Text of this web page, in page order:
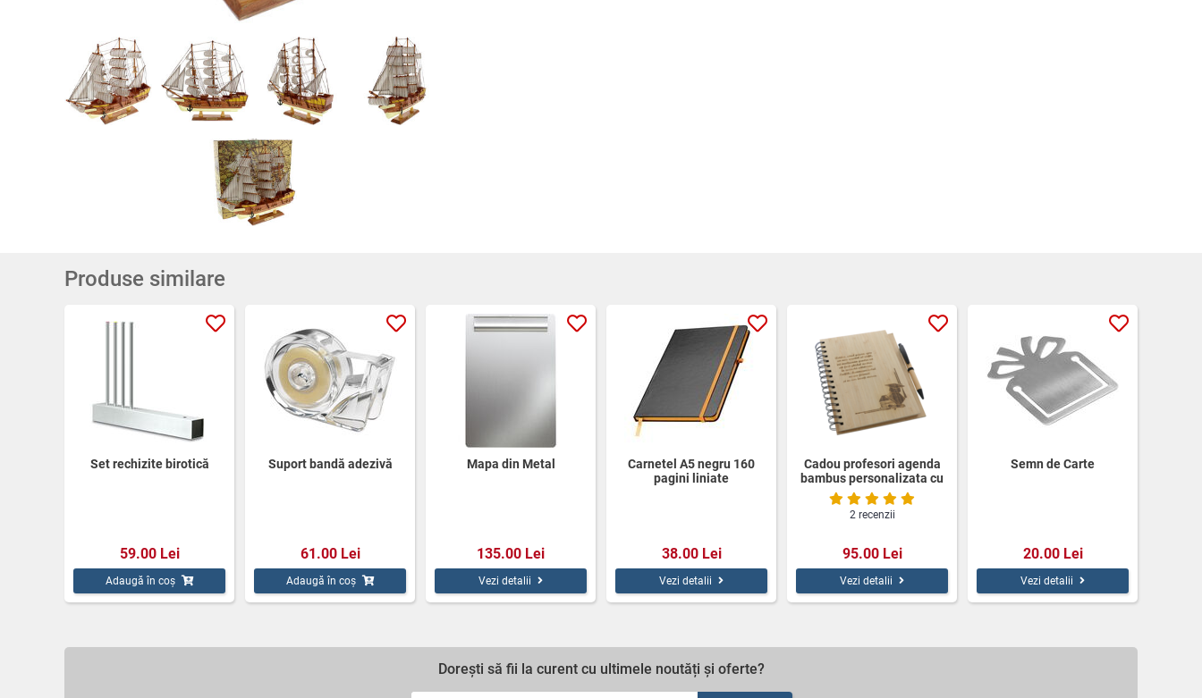
Produse similare
Set rechizite birotică
59.00 Lei
Adaugă în coș
Suport bandă adezivă
61.00 Lei
Adaugă în coș
Mapa din Metal
135.00 Lei
Vezi detalii
Carnetel A5 negru 160
pagini liniate
38.00 Lei
Vezi detalii
Cadou profesori agenda
bambus personalizata cu
pix
2 recenzii
95.00 Lei
Vezi detalii
Semn de Carte
20.00 Lei
Vezi detalii
Dorești să fii la curent cu ultimele noutăți și oferte?